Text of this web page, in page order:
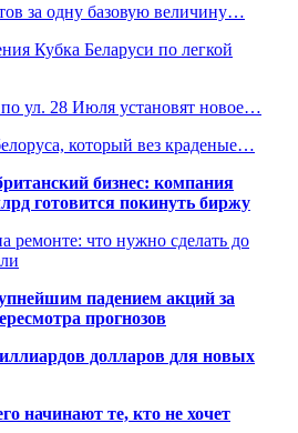
за одну базовую величину…
Кубка Беларуси по легкой
ул. 28 Июля установят новое…
который вез краденые…
бизнес: компания
готовится покинуть биржу
ремонте: что нужно сделать до
падением акций за
прогнозов
долларов для новых
начинают те, кто не хочет